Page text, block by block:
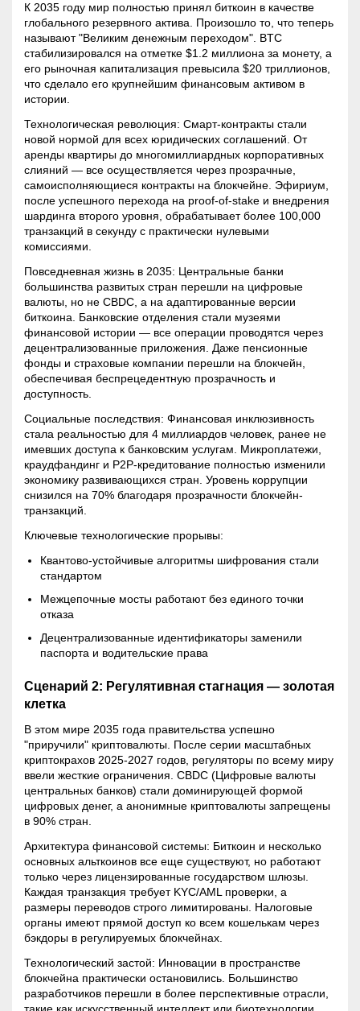
К 2035 году мир полностью принял биткоин в качестве
глобального резервного актива. Произошло то, что теперь
называют "Великим денежным переходом". BTC
стабилизировался на отметке $1.2 миллиона за монету, а
его рыночная капитализация превысила $20 триллионов,
что сделало его крупнейшим финансовым активом в
истории.
Технологическая революция: Смарт-контракты стали
новой нормой для всех юридических соглашений. От
аренды квартиры до многомиллиардных корпоративных
слияний — все осуществляется через прозрачные,
самоисполняющиеся контракты на блокчейне. Эфириум,
после успешного перехода на proof-of-stake и внедрения
шардинга второго уровня, обрабатывает более 100,000
транзакций в секунду с практически нулевыми
комиссиями.
Повседневная жизнь в 2035: Центральные банки
большинства развитых стран перешли на цифровые
валюты, но не CBDC, а на адаптированные версии
биткоина. Банковские отделения стали музеями
финансовой истории — все операции проводятся через
децентрализованные приложения . Даже пенсионные
фонды и страховые компании перешли на блокчейн
обеспечивая беспрецедентную прозрачность и
доступность.
Социальные последствия: Финансовая инклюзивность
стала реальностью для 4 миллиардов человек, ранее не
имевших доступа к банковским услугам. Микроплатежи,
краудфандинг и P2P-кредитование полностью изменили
экономику развивающихся стран. Уровень коррупции
снизился на 70% благодаря прозрачности блокчейн-
транзакций.
Ключевые технологические прорывы:
Квантово-устойчивые алгоритмы шифрования стали
стандартом
Межцепочные мосты работают без единого точки
отказа
Децентрализованные идентификаторы заменили
паспорта и водительские права
Сценарий 2: Регулятивная стагнация — золотая
клетка
В этом мире 2035 года правительства успешно
"приручили" криптовалюты. После серии масштабных
криптокрахов 2025-2027 годов, регуляторы по всему миру
ввели жесткие ограничения. CBDC (Цифровые валюты
центральных банков) стали доминирующей формой
цифровых денег, а анонимные криптовалюты запрещены
в 90% стран.
Архитектура финансовой системы: Биткоин и несколько
основных альткоинов все еще существуют, но работают
только через лицензированные государством шлюзы.
Каждая транзакция требует KYC/AML проверки, а
размеры переводов строго лимитированы. Налоговые
органы имеют прямой доступ ко всем кошелькам через
бэкдоры в регулируемых блокчейнах.
Технологический застой: Инновации в пространстве
блокчейна практически остановились. Большинство
разработчиков перешли в более перспективные отрасли,